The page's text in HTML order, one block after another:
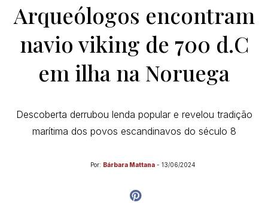
Arqueólogos encontram
navio viking de 700 d.C
em ilha na Noruega
Descoberta derrubou lenda popular e revelou tradição
marítima dos povos escandinavos do século 8
Por: Bárbara Mattana - 13/06/2024